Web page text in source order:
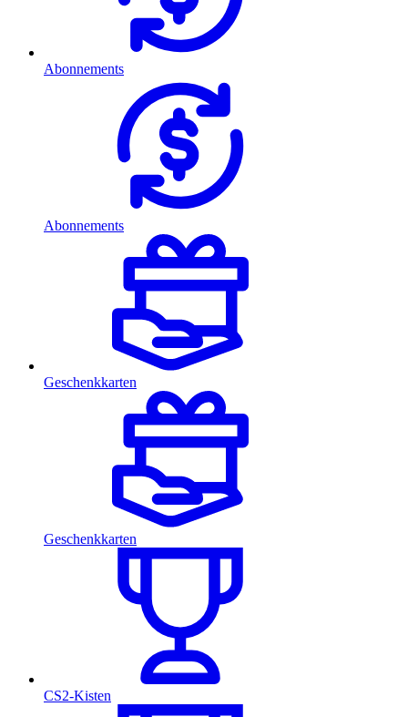
Abonnements
Abonnements
Geschenkkarten
Geschenkkarten
CS2-Kisten